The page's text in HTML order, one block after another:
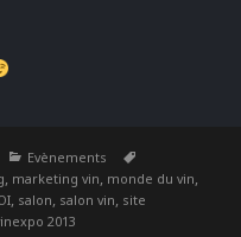
Catégories
Evènements
, marketing vin, monde du vin,
, salon, salon vin, site
2013